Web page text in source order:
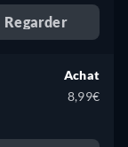
Regarder
Achat
8,99€